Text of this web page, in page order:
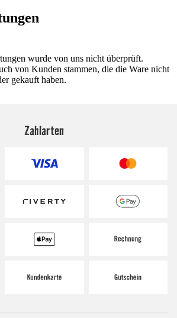
wurde von uns nicht überprüft.
von Kunden stammen, die die Ware nicht
gekauft haben.
Zahlarten